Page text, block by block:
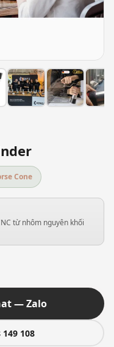
Cone
từ nhôm nguyên khối
— Zalo
108